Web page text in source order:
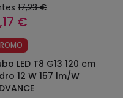
17,23 €
€
LED T8 G13 120 cm
12 W 157 lm/W